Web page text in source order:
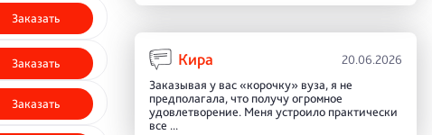
Заказать
Заказать
Заказать
Кира 20.06.2026
Заказывая у вас «корочку» вуза, я не
предполагала, что получу огромное
удовлетворение. Меня устроило практически
все ...